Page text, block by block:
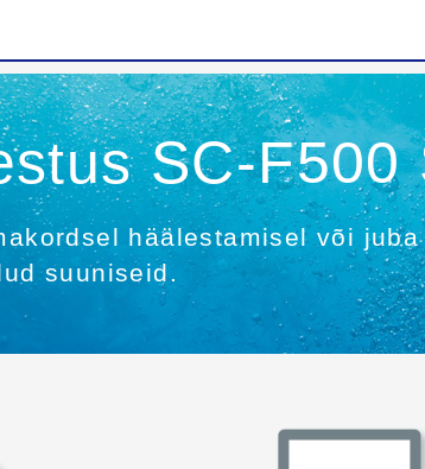
SC-F500
häälestamisel või
suuniseid.